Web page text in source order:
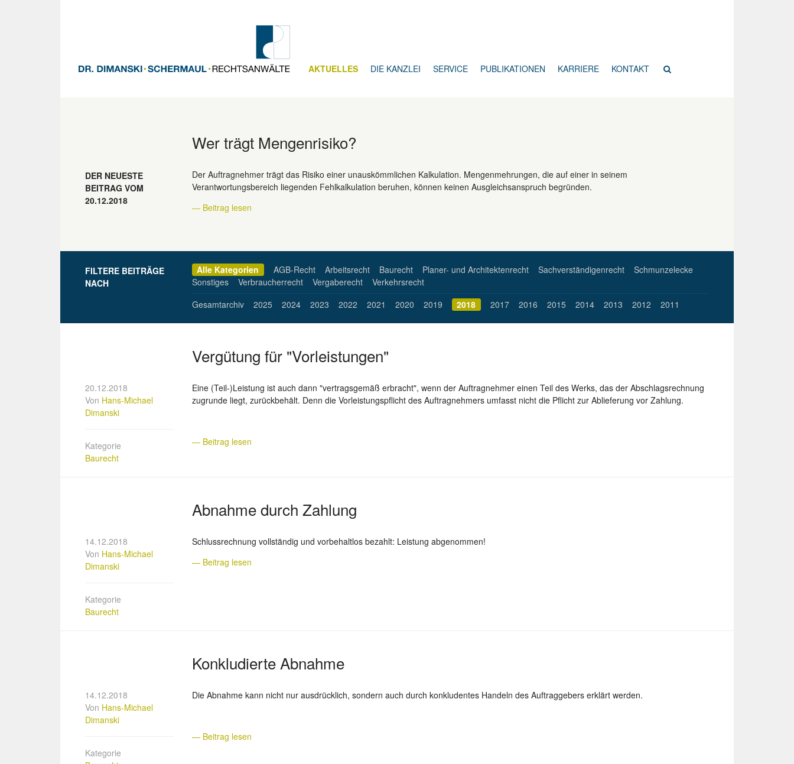
AKTUELLES DIE KANZLEI SERVICE PUBLIKATIONEN KARRIERE KONTAKT
Wer trägt Mengenrisiko?
DER NEUESTE
BEITRAG VOM
20.12.2018
Der Auftragnehmer trägt das Risiko einer unauskömmlichen Kalkulation. Mengenmehrungen, die auf einer in seinem
Verantwortungsbereich liegenden Fehlkalkulation beruhen, können keinen Ausgleichsanspruch begründen.
— Beitrag lesen
FILTERE BEITRÄGE
NACH
Alle Kategorien AGB-Recht Arbeitsrecht Baurecht Planer- und Architektenrecht Sachverständigenrecht
Schmunzelecke
Sonstiges
Verbraucherrecht Vergaberecht
Verkehrsrecht
Gesamtarchiv
2025 2024 2023 2022 2021 2020 2019 2018 2017 2016 2015 2014 2013 2012 2011
Vergütung für "Vorleistungen"
20.12.2018
Von Hans-Michael
Dimanski
Kategorie
Baurecht
Eine (Teil-)Leistung ist auch dann "vertragsgemäß erbracht", wenn der Auftragnehmer einen Teil des Werks, das der Abschlagsrechnung
zugrunde liegt, zurückbehält. Denn die Vorleistungspflicht des Auftragnehmers umfasst nicht die Pflicht zur Ablieferung vor Zahlung.
— Beitrag lesen
Abnahme durch Zahlung
14.12.2018
Von Hans-Michael
Dimanski
Kategorie
Baurecht
Schlussrechnung vollständig und vorbehaltlos bezahlt: Leistung abgenommen!
— Beitrag lesen
Konkludierte Abnahme
14.12.2018
Von Hans-Michael
Dimanski
Kategorie
Die Abnahme kann nicht nur ausdrücklich, sondern auch durch konkludentes Handeln des Auftraggebers erklärt werden.
— Beitrag lesen